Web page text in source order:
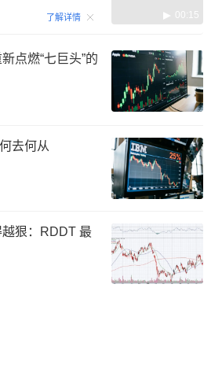
了解详情 00:15
点燃“七巨头”的
去何从
狠：RDDT 最